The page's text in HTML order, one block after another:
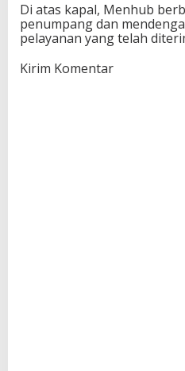
Di atas kapal, Menhub
penumpang dan
pelayanan yang telah
Kirim Komentar